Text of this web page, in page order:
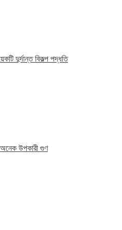
দুর্দান্ত বিকল্প পদ্ধতি
উপকারী গুণ